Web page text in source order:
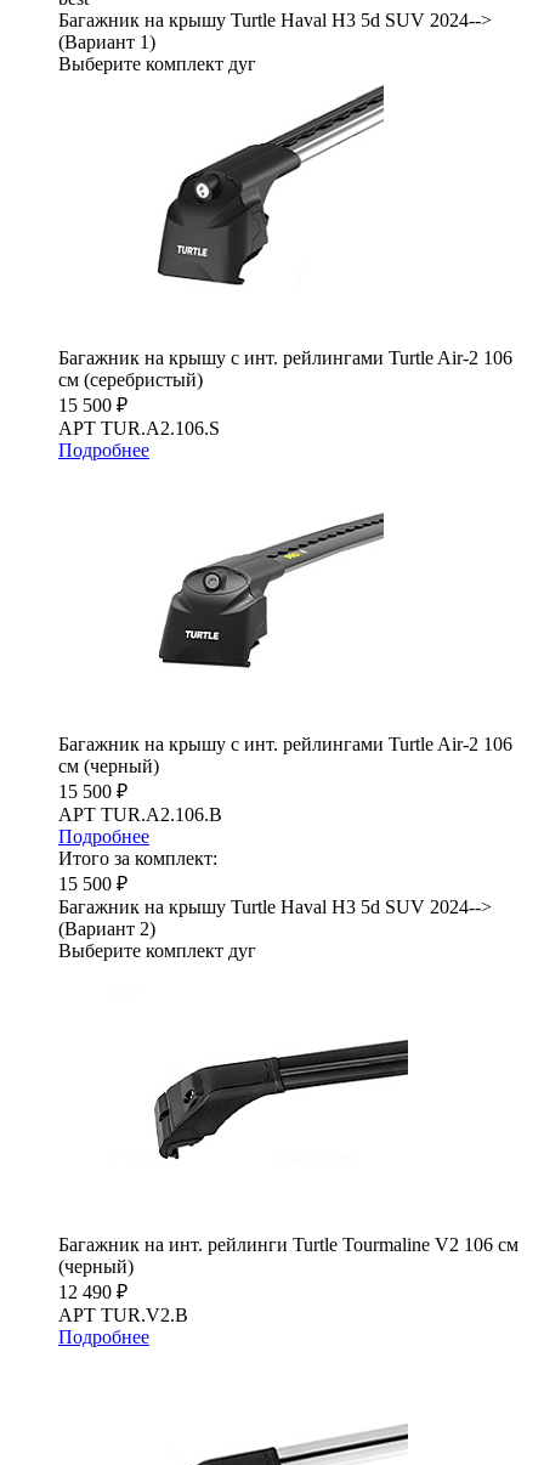
Багажник на крышу Turtle Haval H3 5d SUV 2024-->
(Вариант 1)
Выберите комплект дуг
Багажник на крышу с инт. рейлингами Turtle Air-2 106
см (серебристый)
15 500 ₽
АРТ TUR.A2.106.S
Подробнее
Багажник на крышу с инт. рейлингами Turtle Air-2 106
см (черный)
15 500 ₽
АРТ TUR.A2.106.B
Подробнее
Итого за комплект:
15 500 ₽
Багажник на крышу Turtle Haval H3 5d SUV 2024-->
(Вариант 2)
Выберите комплект дуг
Багажник на инт. рейлинги Turtle Tourmaline V2 106 см
(черный)
12 490 ₽
АРТ TUR.V2.B
Подробнее